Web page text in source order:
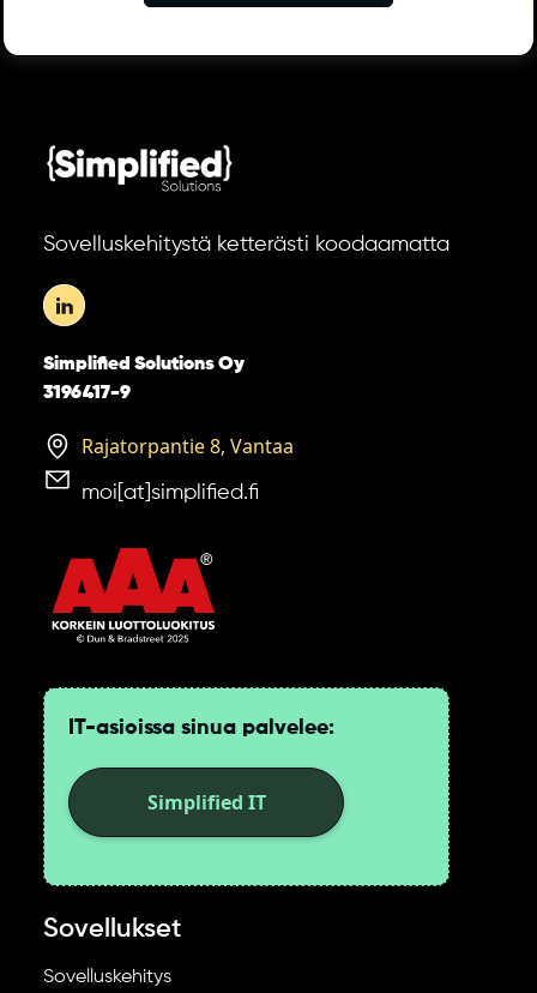
Sovelluskehitystä ketterästi koodaamatta
Simplified Solutions Oy
3196417-9
Rajatorpantie 8, Vantaa
moi[at]simplified.fi
IT-asioissa sinua palvelee:
Simplified IT
Sovellukset
Sovelluskehitys